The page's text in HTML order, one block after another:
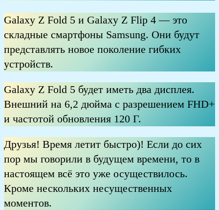
Galaxy Z Fold 5 и Galaxy Z Flip 4 — это
складные смартфоны Samsung. Они будут
представлять новое поколение гибких
устройств.
Galaxy Z Fold 5 будет иметь два дисплея.
Внешний на 6,2 дюйма с разрешением FHD+
и частотой обновления 120 Г.
Друзья! Время летит быстро)! Если до сих
пор мы говорили в будущем времени, то в
настоящем всё это уже осуществилось.
Кроме нескольких несущественных
моментов.